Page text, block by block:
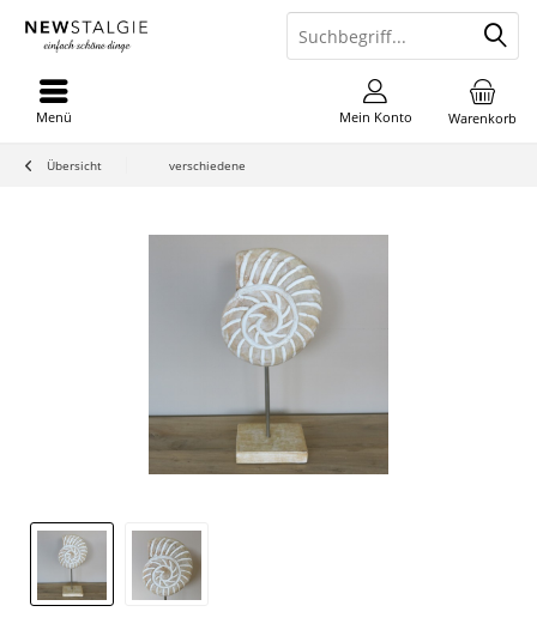
Warenkorb
Mein Konto
Menü
Übersicht verschiedene